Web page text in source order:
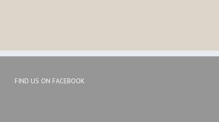
FIND US ON FACEBOOK